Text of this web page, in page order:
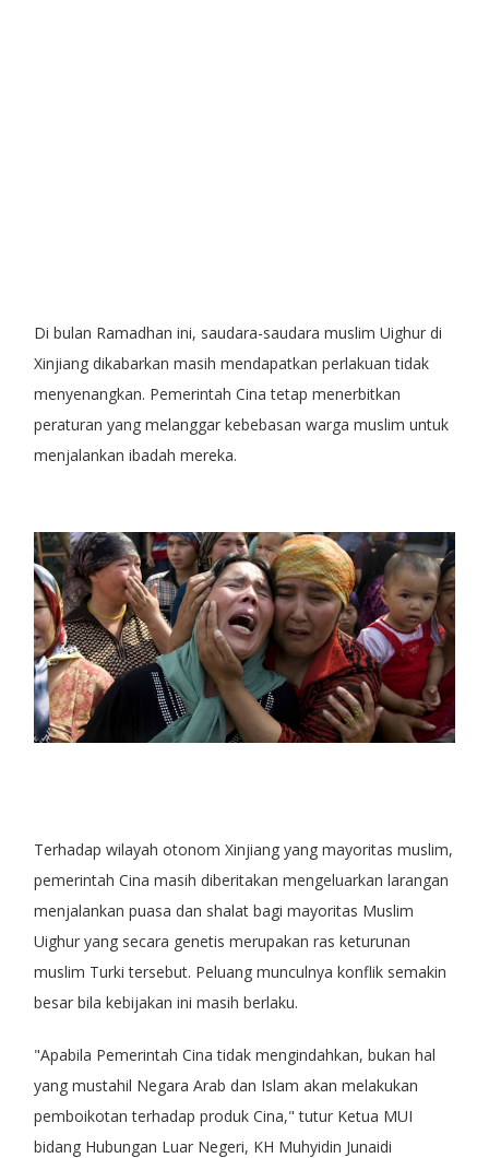
Di bulan Ramadhan ini, saudara-saudara muslim Uighur di
Xinjiang dikabarkan masih mendapatkan perlakuan tidak
menyenangkan. Pemerintah Cina tetap menerbitkan
peraturan yang melanggar kebebasan warga muslim untuk
menjalankan ibadah mereka.
Terhadap wilayah otonom Xinjiang yang mayoritas muslim,
pemerintah Cina masih diberitakan mengeluarkan larangan
menjalankan puasa dan shalat bagi mayoritas Muslim
Uighur yang secara genetis merupakan ras keturunan
muslim Turki tersebut. Peluang munculnya konflik semakin
besar bila kebijakan ini masih berlaku.
"Apabila Pemerintah Cina tidak mengindahkan, bukan hal
yang mustahil Negara Arab dan Islam akan melakukan
pemboikotan terhadap produk Cina," tutur Ketua MUI
bidang Hubungan Luar Negeri, KH Muhyidin Junaidi